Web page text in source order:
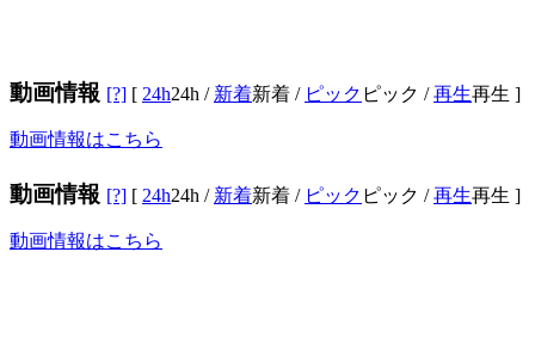
動画情報 [?] [ 24h24h / 新着新着 / ピック ピック /再生再生 ]
動画情報はこちら
動画情報 [?] [ 24h24h / 新着新着 / ピック ピック /再生再生 ]
動画情報はこちら